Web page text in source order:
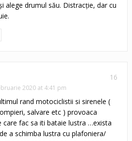
alege drumul său. Distracție, dar cu
16
2020 at 4:41 pm
rand motociclistii si sirenele (
salvare etc ) provoaca
care fac sa iti bataie lustra …exista
a schimba lustra cu plafoniera/